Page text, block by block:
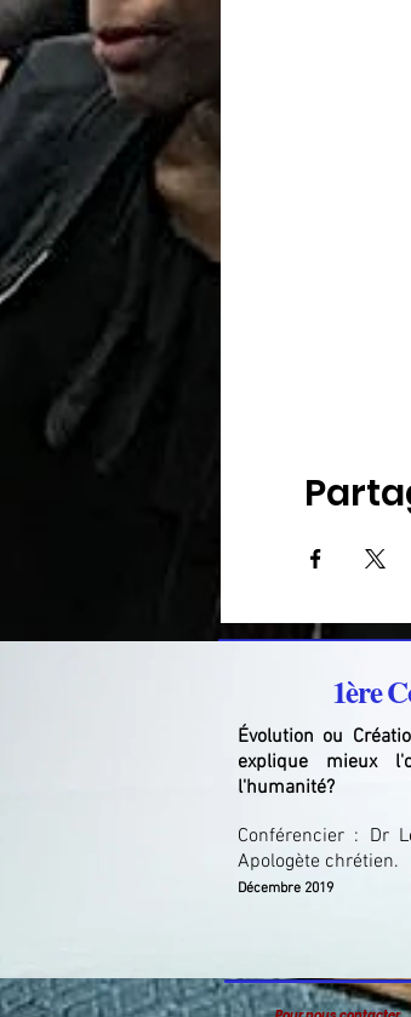
1ère
Évolution ou
explique mieux
l'humanité?
Conférencier : Dr
Apologète chrétien.
Décembre 2019